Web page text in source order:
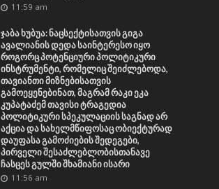
11:59 am
ჯაბა ხუბუა: ნაცსექტისათვის გიგა
ავალიანის დედა საინტერესო იყო
როგორც პოტენციური პოლიტიკური
ინსტრუმენტი, რომელიც შეიძლებოდა,
თავიანთი მიზნებისათვის
გამოეყენებინათ, მაგრამ რაკი ეკა
კუპატაძემ თავისი ტრაგედია
პოლიტიკური სპეკულაციის საგნად არ
აქცია და სახელმწიფოსაც ობიექტურად
დაუფასა გამოძიების შედეგები,
პირველი შესაძლებლობისთანავე
ჩასცეს გულში შხამიანი ისარი
11:56 am